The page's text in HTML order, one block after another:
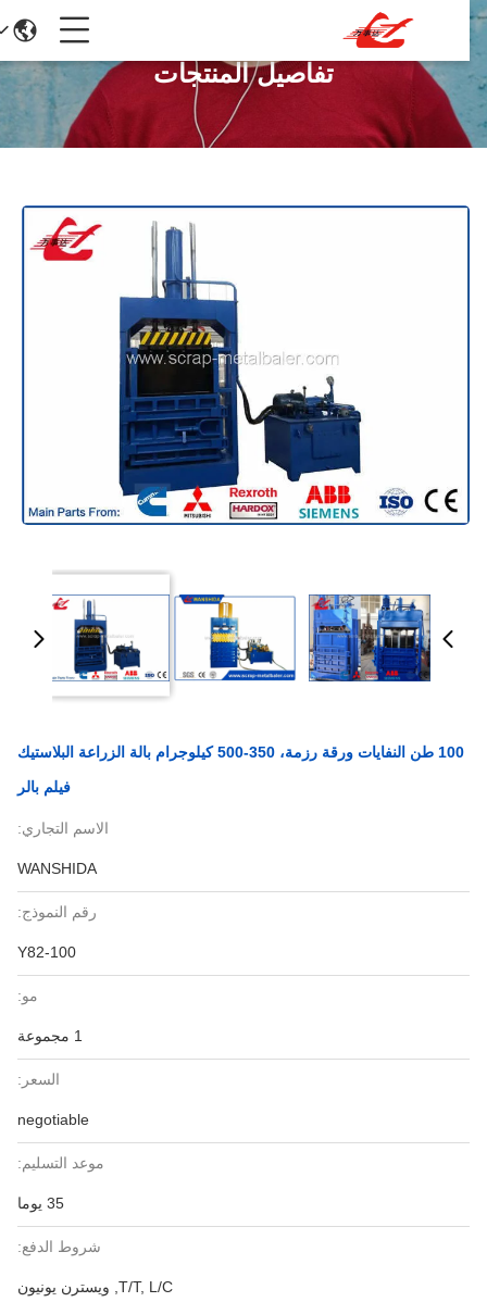
تفاصيل المنتجات
100 طن النفايات ورقة رزمة، 350-500 كيلوجرام بالة الزراعة البلاستيك
فيلم بالر
الاسم التجاري:
WANSHIDA
رقم النموذج:
Y82-100
مو:
السعر:
negotiable
موعد التسليم:
35 يوما
شروط الدفع:
T/T, L/C, ويسترن يونيون